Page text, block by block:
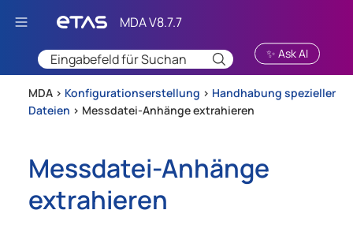
Zu Hauptinhalt springen
✨ Ask AI
MDA > Konfigurationserstellung > Handhabung spezieller
Dateien > Messdatei-Anhänge extrahieren
Messdatei-Anhänge
extrahieren